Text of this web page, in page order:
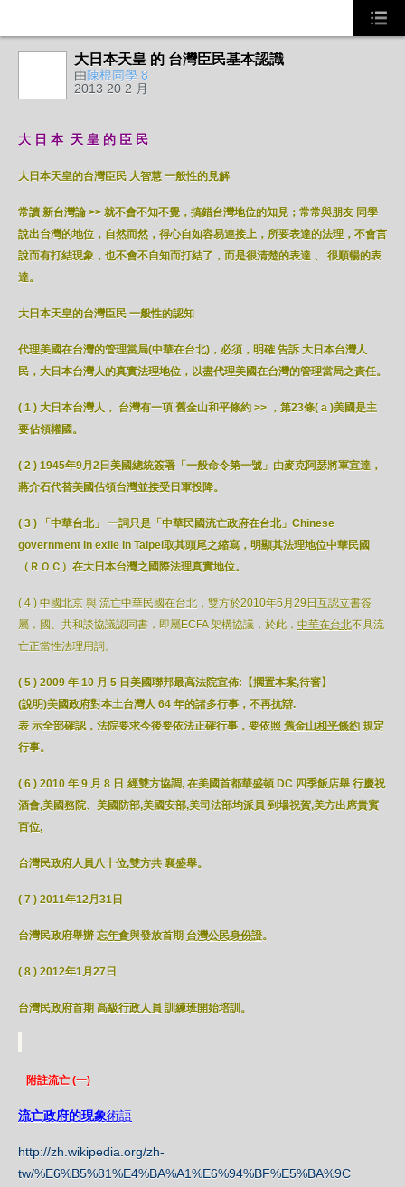
大日本天皇 的 台灣臣民基本認識
由陳根同學 8
2013 20 2 月
大 日 本 天 皇 的 臣 民
大日本天皇的台灣臣民 大智慧 一般性的見解
常讀 新台灣論 >> 就不會不知不覺，搞錯台灣地位的知見；常常與朋友 同學
說出台灣的地位，自然而然，得心自如容易連接上，所要表達的法理，不會言
說而有打結現象，也不會不自知而打結了，而是很清楚的表達 、 很順暢的表
達。
大日本天皇的台灣臣民 一般性的認知
代理美國在台灣的管理當局(中華在台北)，必須，明確 告訴 大日本台灣人
民，大日本台灣人的真實法理地位，以盡代理美國在台灣的管理當局之責任。
( 1 ) 大日本台灣人， 台灣有一項 舊金山和平條約 >> ，第23條( a )美國是主
要佔領權國。
( 2 ) 1945年9月2日美國總統簽署「一般命令第一號」由麥克阿瑟將軍宣達，
蔣介石代替美國佔領台灣並接受日軍投降。
( 3 ) 「中華台北」 一詞只是「中華民國流亡政府在台北」Chinese
government in exile in Taipei取其頭尾之縮寫，明顯其法理地位中華民國
（ＲＯＣ）在大日本台灣之國際法理真實地位。
( 4 ) 中國北京 與 流亡中華民國在台北 ，雙方於2010年6月29日互認立書簽
屬，國、共和談協議認同書，即屬ECFA 架構協議，於此， 中華在台北不具流
亡正當性法理用詞。
( 5 ) 2009 年 10 月 5 日 美國聯邦最高法院宣佈: 【擱置本案,待審】
(說明)美國政府對本土台灣人 64 年的諸多行事， 不再抗辯.
表 示全部確認，法院要求今後要依法正確行事，要依照 舊金山和平條約 規定
行事。
( 6 ) 2010 年 9 月 8 日 經雙方協調, 在美國首都華盛頓 DC 四季飯店舉 行慶祝
酒會,美國務院、美國防部,美國安部,美司法部均派員 到場祝賀,美方出席貴賓
百位,
台灣民政府人員八十位,雙方共 襄盛舉。
( 7 ) 2011年12月31日
台灣民政府舉辦 忘年會與發放首期 台灣公民身份證。
( 8 ) 2012年1月27日
台灣民政府首期 高級行政人員 訓練班開始培訓。
附註流亡 (一)
流亡政府的現象術語
http://zh.wikipedia.org/zh-
tw/%E6%B5%81%E4%BA%A1%E6%94%BF%E5%BA%9C